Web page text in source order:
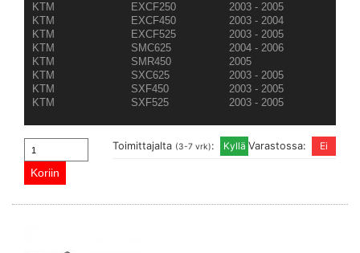
KTM
EXCF250
2003 - 2005
KTM
EXCF450
2003 - 2004
KTM
EXCF525
2003 - 2005
KTM
SMC625
2004 - 2006
KTM
SMR450
2005
KTM
SXC625
2003 - 2005
KTM
SXF450
2003 - 2005
KTM
SXF525 2003 - 2005
Varastossa:
Toimittajalta (3-7 vrk):